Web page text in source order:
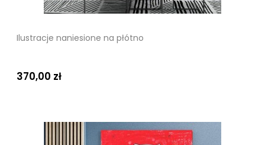
Ilustracje naniesione na płótno
370,00 zł